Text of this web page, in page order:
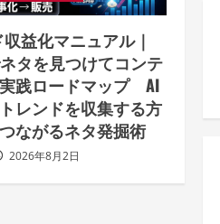
益化マニュアル｜
タを見つけてコンテ
践ロードマップ AI
レンドを収集する方
ながるネタ発掘術
2026年8月2日